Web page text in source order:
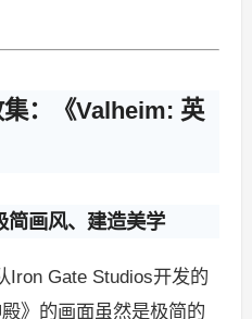
：《Valheim: 英
简画风、建造美学
Iron Gate Studios开发的
》的画面虽然是极简的